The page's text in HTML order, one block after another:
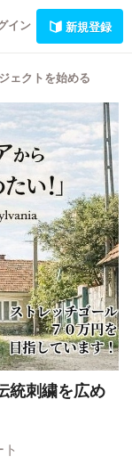
イン 新規登録
ェクトを始める
統刺繍を広め